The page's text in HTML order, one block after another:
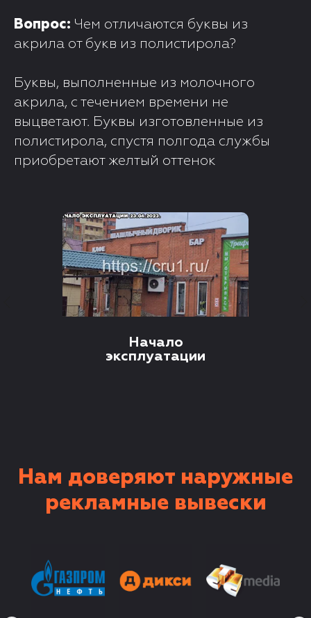
Вопрос: Чем отличаются буквы из
акрила от букв из полистирола?
Буквы, выполненные из молочного
акрила, с течением времени не
выцветают. Буквы изготовленные из
полистирола, спустя полгода службы
приобретают желтый оттенок
Начало
эксплуатации
Нам доверяют наружные
рекламные вывески